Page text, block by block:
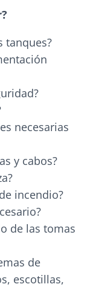
tanques?
necesarias
y cabos?
incendio?
de las tomas
de
escotillas,